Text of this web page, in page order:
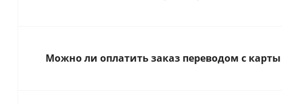
Можно ли оплатить заказ переводом с карты